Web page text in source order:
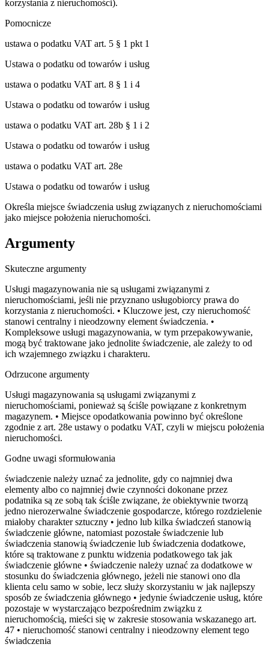
korzystania z nieruchomości).
Pomocnicze
ustawa o podatku VAT art. 5 § 1 pkt 1
Ustawa o podatku od towarów i usług
ustawa o podatku VAT art. 8 § 1 i 4
Ustawa o podatku od towarów i usług
ustawa o podatku VAT art. 28b § 1 i 2
Ustawa o podatku od towarów i usług
ustawa o podatku VAT art. 28e
Ustawa o podatku od towarów i usług
Określa miejsce świadczenia usług związanych z nieruchomościami
jako miejsce położenia nieruchomości.
Argumenty
Skuteczne argumenty
Usługi magazynowania nie są usługami związanymi z
nieruchomościami, jeśli nie przyznano usługobiorcy prawa do
korzystania z nieruchomości. • Kluczowe jest, czy nieruchomość
stanowi centralny i nieodzowny element świadczenia. •
Kompleksowe usługi magazynowania, w tym przepakowywanie,
mogą być traktowane jako jednolite świadczenie, ale zależy to od
ich wzajemnego związku i charakteru.
Odrzucone argumenty
Usługi magazynowania są usługami związanymi z
nieruchomościami, ponieważ są ściśle powiązane z konkretnym
magazynem. • Miejsce opodatkowania powinno być określone
zgodnie z art. 28e ustawy o podatku VAT, czyli w miejscu położenia
nieruchomości.
Godne uwagi sformułowania
świadczenie należy uznać za jednolite, gdy co najmniej dwa
elementy albo co najmniej dwie czynności dokonane przez
podatnika są ze sobą tak ściśle związane, że obiektywnie tworzą
jedno nierozerwalne świadczenie gospodarcze, którego rozdzielenie
miałoby charakter sztuczny • jedno lub kilka świadczeń stanowią
świadczenie główne, natomiast pozostałe świadczenie lub
świadczenia stanowią świadczenie lub świadczenia dodatkowe,
które są traktowane z punktu widzenia podatkowego tak jak
świadczenie główne • świadczenie należy uznać za dodatkowe w
stosunku do świadczenia głównego, jeżeli nie stanowi ono dla
klienta celu samo w sobie, lecz służy skorzystaniu w jak najlepszy
sposób ze świadczenia głównego • jedynie świadczenie usług, które
pozostaje w wystarczająco bezpośrednim związku z
nieruchomością, mieści się w zakresie stosowania wskazanego art.
47 • nieruchomość stanowi centralny i nieodzowny element tego
świadczenia